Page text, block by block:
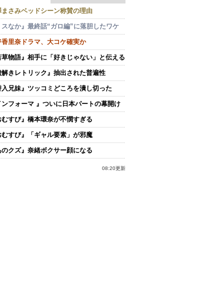
まさみベッドシーン称賛の理由
スなか』最終話“ガロ編”に落胆したワケ
香里奈ドラマ、大コケ確実か
草物語』相手に「好きじゃない」と伝える
解きレトリック』抽出された普遍性
入兄妹』ツッコミどころを潰し切った
ンフォーマ 』ついに日本パートの幕開け
むすび』橋本環奈が不憫すぎる
むすび』「ギャル要素」が邪魔
のクズ』奈緒ボクサー顔になる
08:20更新